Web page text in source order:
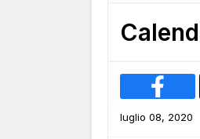
luglio 08, 2020